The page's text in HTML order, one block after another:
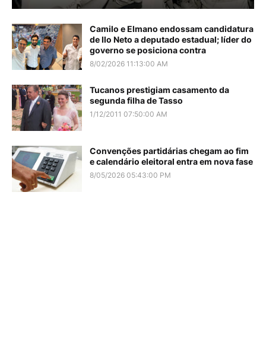
Camilo e Elmano endossam candidatura
de Ilo Neto a deputado estadual; líder do
governo se posiciona contra
8/02/2026 11:13:00 AM
Tucanos prestigiam casamento da
segunda filha de Tasso
1/12/2011 07:50:00 AM
Convenções partidárias chegam ao fim
e calendário eleitoral entra em nova fase
8/05/2026 05:43:00 PM